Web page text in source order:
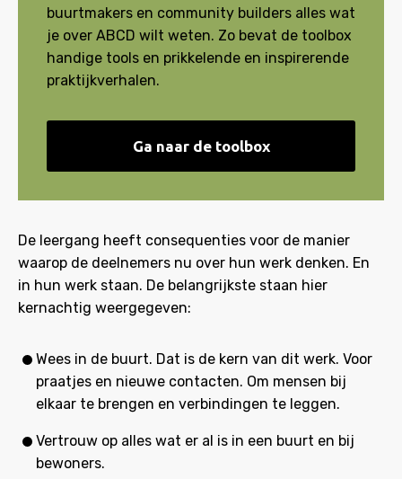
buurtmakers en community builders alles wat
je over ABCD wilt weten. Zo bevat de toolbox
handige tools en prikkelende en inspirerende
praktijkverhalen.
Ga naar de toolbox
De leergang heeft consequenties voor de manier
waarop de deelnemers nu over hun werk denken. En
in hun werk staan. De belangrijkste staan hier
kernachtig weergegeven:
Wees in de buurt. Dat is de kern van dit werk. Voor
praatjes en nieuwe contacten. Om mensen bij
elkaar te brengen en verbindingen te leggen.
Vertrouw op alles wat er al is in een buurt en bij
bewoners.